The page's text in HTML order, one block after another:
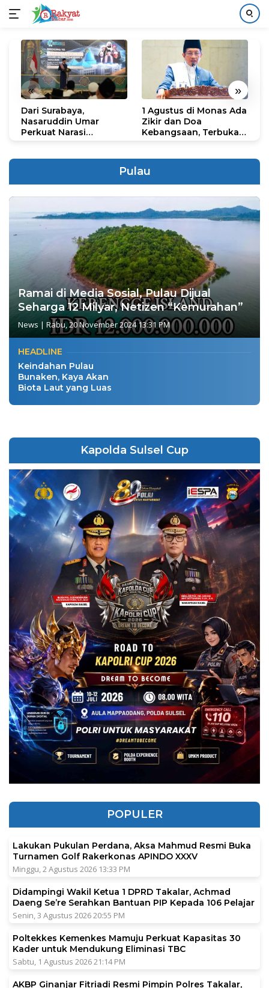
konten
« »
Dari Surabaya,
Nasaruddin Umar
Perkuat Narasi
1 Agustus di Monas Ada
Zikir dan Doa
Kebangsaan, Terbuka
Pulau
Ramai di Media Sosial, Pulau Dijual
Seharga 12 Milyar, Netizen “Kemurahan”
News | Rabu, 20 November 2024 13:31 PM
HEADLINE
Keindahan Pulau
Bunaken, Kaya Akan
Biota Laut yang Luas
Kapolda Sulsel Cup
POPULER
Lakukan Pukulan Perdana, Aksa Mahmud Resmi Buka
Turnamen Golf Rakerkonas APINDO XXXV
Minggu, 2 Agustus 2026 13:33 PM
Didampingi Wakil Ketua 1 DPRD Takalar, Achmad
Daeng Se’re Serahkan Bantuan PIP Kepada 106 Pelajar
Senin, 3 Agustus 2026 20:55 PM
Poltekkes Kemenkes Mamuju Perkuat Kapasitas 30
Kader untuk Mendukung Eliminasi TBC
Sabtu, 1 Agustus 2026 21:14 PM
AKBP Ginanjar Fitriadi Resmi Pimpin Polres Takalar,